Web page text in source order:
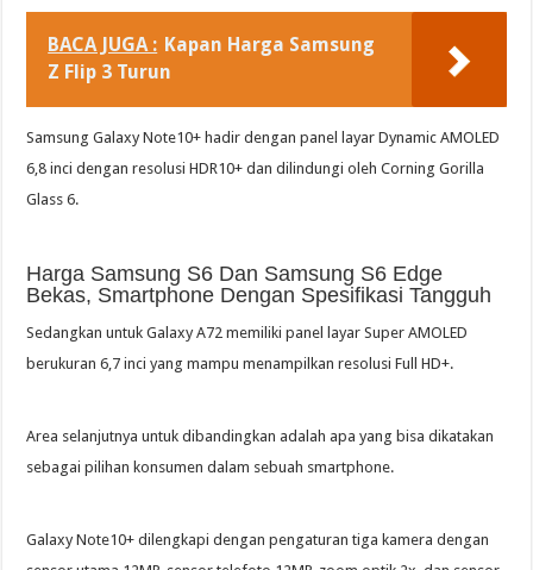
BACA JUGA : Kapan Harga Samsung
Z Flip 3 Turun
Samsung Galaxy Note10+ hadir dengan panel layar Dynamic AMOLED
6,8 inci dengan resolusi HDR10+ dan dilindungi oleh Corning Gorilla
Glass 6.
Harga Samsung S6 Dan Samsung S6 Edge
Bekas, Smartphone Dengan Spesifikasi Tangguh
Sedangkan untuk Galaxy A72 memiliki panel layar Super AMOLED
berukuran 6,7 inci yang mampu menampilkan resolusi Full HD+.
Area selanjutnya untuk dibandingkan adalah apa yang bisa dikatakan
sebagai pilihan konsumen dalam sebuah smartphone.
Galaxy Note10+ dilengkapi dengan pengaturan tiga kamera dengan